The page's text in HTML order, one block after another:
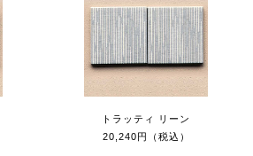
トラッティ リーン
20,240円（税込）